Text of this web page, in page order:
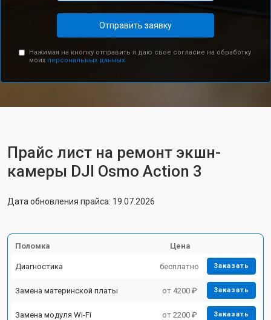
Отправить заявку
Нажимая на кнопку отправить я даю свое согласие на обработку
моих персональных данных.
Прайс лист на ремонт экшн-
камеры DJI Osmo Action 3
Дата обновления прайса: 19.07.2026
Поломка Цена
Диагностика бесплатно Заказать
Замена материнской платы от 4200 ₽ Заказать
Замена модуля Wi-Fi от 2200 ₽ Заказать